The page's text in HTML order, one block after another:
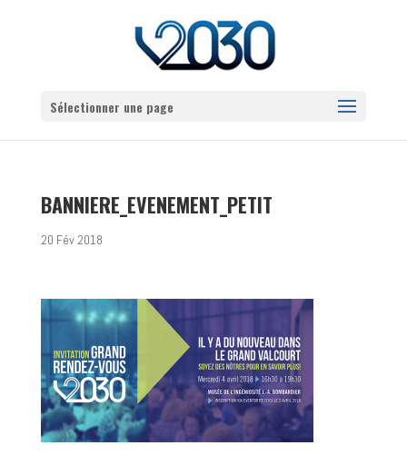
Sélectionner une page
BANNIERE_EVENEMENT_PETIT
20 Fév 2018